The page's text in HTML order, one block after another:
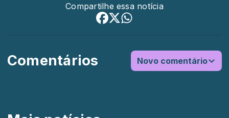
Compartilhe essa notícia
Comentários Novo comentário